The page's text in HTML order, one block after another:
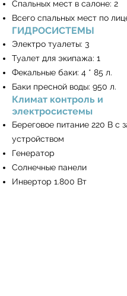
Спальных мест в салоне: 2
Всего спальных мест по
ГИДРОСИСТЕМЫ
Электро туалеты: 3
Туалет для экипажа: 1
Фекальные баки: 4 * 85 л.
Баки пресной воды: 950 л.
Климат контроль и
электросистемы
Береговое питание 220 В с
устройством
Генератор
Солнечные панели
Инвертор 1.800 Вт